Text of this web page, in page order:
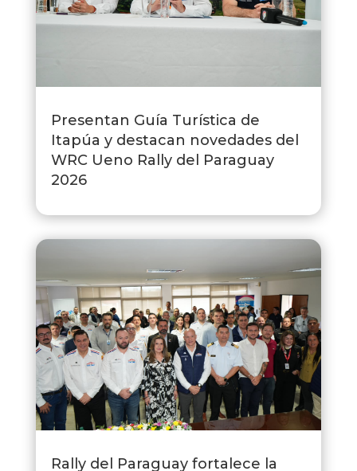
Presentan Guía Turística de
Itapúa y destacan novedades del
WRC Ueno Rally del Paraguay
2026
Rally del Paraguay fortalece la